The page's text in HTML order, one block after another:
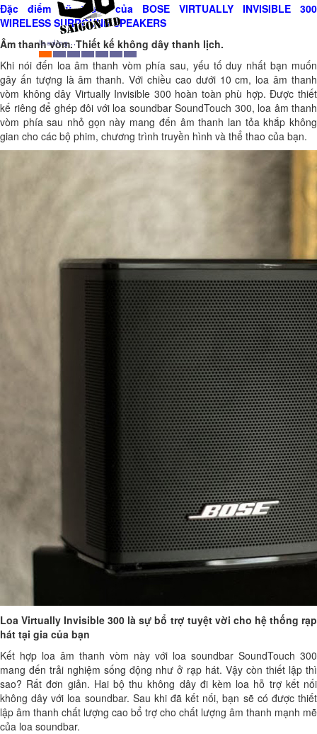
Đặc điểm kỹ thuật của BOSE VIRTUALLY INVISIBLE 300
WIRELESS SURROUND SPEAKERS
Âm thanh vòm. Thiết kế không dây thanh lịch.
Khi nói đến loa âm thanh vòm phía sau, yếu tố duy nhất bạn muốn
gây ấn tượng là âm thanh. Với chiều cao dưới 10 cm, loa âm thanh
vòm không dây Virtually Invisible 300 hoàn toàn phù hợp. Được thiết
kế riêng để ghép đôi với loa soundbar SoundTouch 300, loa âm thanh
vòm phía sau nhỏ gọn này mang đến âm thanh lan tỏa khắp không
gian cho các bộ phim, chương trình truyền hình và thể thao của bạn.
Loa Virtually Invisible 300 là sự bổ trợ tuyệt vời cho hệ thống rạp
hát tại gia của bạn
Kết hợp loa âm thanh vòm này với loa soundbar SoundTouch 300
mang đến trải nghiệm sống động như ở rạp hát. Vậy còn thiết lập thì
sao? Rất đơn giản. Hai bộ thu không dây đi kèm loa hỗ trợ kết nối
không dây với loa soundbar. Sau khi đã kết nối, bạn sẽ có được thiết
lập âm thanh chất lượng cao bổ trợ cho chất lượng âm thanh mạnh mẽ
của loa soundbar.